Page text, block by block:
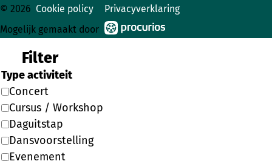
© 2026 Cookie policy
Privacyverklaring
Mogelijk gemaakt door
Filter
Type activiteit
Concert
Cursus / Workshop
Daguitstap
Dansvoorstelling
Evenement